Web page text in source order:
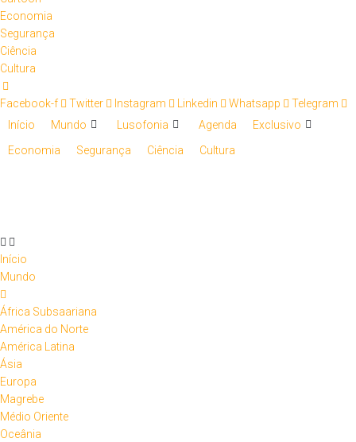
Economia
Segurança
Ciência
Cultura
Facebook-f Twitter Instagram Linkedin Whatsapp
Telegram
Início
Mundo Lusofonia Agenda
Exclusivo
Economia
Segurança Ciência Cultura
Início
Mundo
África Subsaariana
América do Norte
América Latina
Ásia
Europa
Magrebe
Médio Oriente
Oceânia